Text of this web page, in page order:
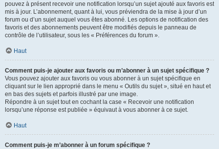
pouvez à présent recevoir une notification lorsqu’un sujet ajouté aux favoris est
mis à jour. L’abonnement, quant à lui, vous préviendra de la mise à jour d’un
forum ou d’un sujet auquel vous êtes abonné. Les options de notification des
favoris et des abonnements peuvent être modifiés depuis le panneau de
contrôle de l’utilisateur, sous les « Préférences du forum ».
Haut
Comment puis-je ajouter aux favoris ou m’abonner à un sujet spécifique ?
Vous pouvez ajouter aux favoris ou vous abonner à un sujet spécifique en
cliquant sur le lien approprié dans le menu « Outils du sujet », situé en haut et
en bas des sujets et parfois illustré par une image.
Répondre à un sujet tout en cochant la case « Recevoir une notification
lorsqu’une réponse est publiée » équivaut à vous abonner à ce sujet.
Haut
Comment puis-je m’abonner à un forum spécifique ?